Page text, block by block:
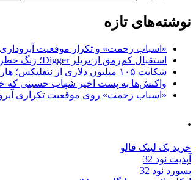
نوشته‌های تازه
«اسباب زحمت» و تکرار موقعیت آبروداری در
استقبال کم‌رمق از تریلر Digger؛ زنگ خطر برای فیلم جدید تام کروز و برادران وارنر
شکایت ۱۰۵ میلیون دلاری از نتفلیکس؛ هارددیسک حاوی فیلم جدید نیکلاس کیج به سرقت رفت
واکنش‌ها به پست اخیر شهاب حسینی که
«اسباب زحمت» روی موقعیت تکراری آبروداری
.
خرید بک لینک فالو
آپدیت نود 32
پسورد نود 32